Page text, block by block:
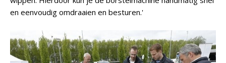
en eenvoudig omdraaien en besturen.'